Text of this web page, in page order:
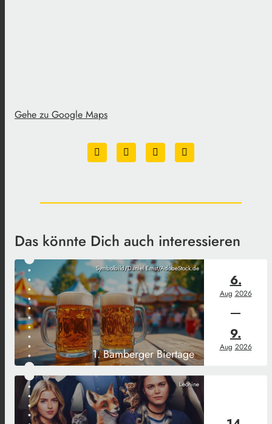
Gehe zu Google Maps
Das könnte Dich auch interessieren
Symbolbild/Daniel Ernst/AdobeStock.de
1. Bamberger Biertage
6.
Aug 2026
9.
Aug 2026
Leonine